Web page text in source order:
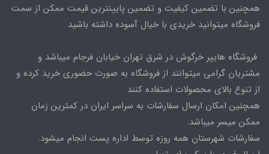
همچنین با تضمین کیفیت و تضمین پایینترین قیمت ممکن از سمت
فروشگاه میتوانید خریدی با خیال آسوده داشته باشید
فروشگاه هایپر خرگوش در شرق تهران خیابان فرجام میباشد و
مشتریان گرامی میتوانند از فروشگاه به صورت حضوری خرید کرده و
از تنوع بالای محصولات استفاده کنند
همچنین امکان ارسال سفارشات به سراسر ایران در کمترین زمان
ممکن میسر میباشد.
سفارشات شهرستان همه روزه توسط اداره پست انجام میشود.